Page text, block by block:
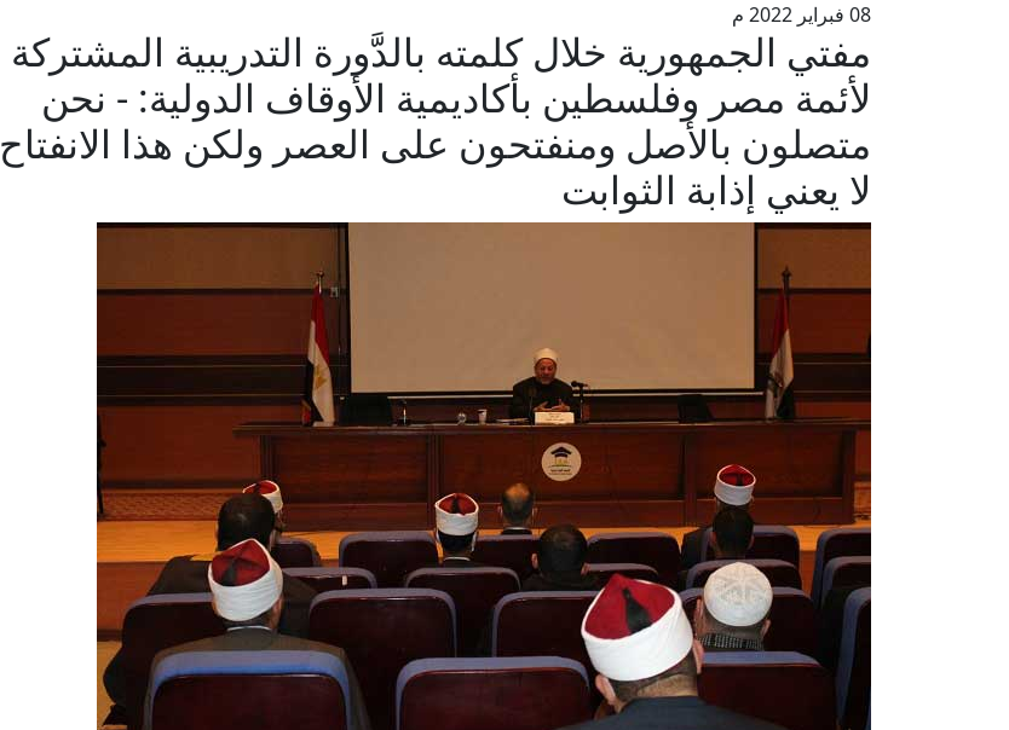
08 فبراير 2022 م
مفتي الجمهورية خلال كلمته بالدَّورة التدريبية المشتركة
لأئمة مصر وفلسطين بأكاديمية الأوقاف الدولية: - نحن
متصلون بالأصل ومنفتحون على العصر ولكن هذا الانفتاح
لا يعني إذابة الثوابت